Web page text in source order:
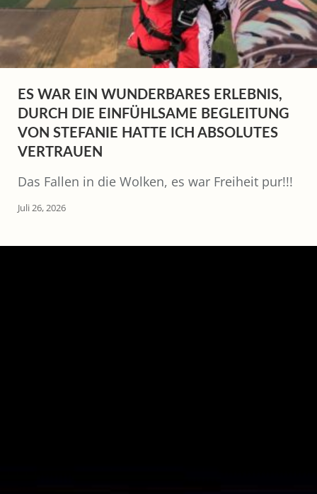
ES WAR EIN WUNDERBARES ERLEBNIS,
DURCH DIE EINFÜHLSAME BEGLEITUNG
VON STEFANIE HATTE ICH ABSOLUTES
VERTRAUEN
Das Fallen in die Wolken, es war Freiheit pur!!!
Juli 26, 2026